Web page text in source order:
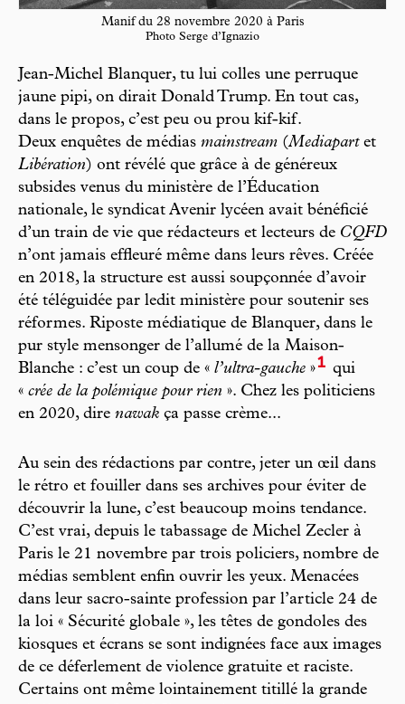
Manif du 28 novembre 2020 à Paris
Photo Serge d’Ignazio
Jean-Michel Blanquer, tu lui colles une perruque
jaune pipi, on dirait Donald Trump. En tout cas,
dans le propos, c’est peu ou prou kif-kif.
Deux enquêtes de médias mainstream (Mediapartet
Libération) ont révélé que grâce à de généreux
subsides venus du ministère de l’Éducation
nationale, le syndicat Avenir lycéen avait bénéficié
d’un train de vie que rédacteurs et lecteurs de CQFD
n’ont jamais effleuré même dans leurs rêves. Créée
en 2018, la structure est aussi soupçonnée d’avoir
été téléguidée par ledit ministère pour soutenir ses
réformes. Riposte médiatique de Blanquer, dans le
pur style mensonger de l’allumé de la Maison-
Blanche : c’est un coup de « l’ultra-gauche »1 qui
« crée de la polémique pour rien ». Chez les politiciens
en 2020, dire nawak ça passe crème...
Au sein des rédactions par contre, jeter un œil dans
le rétro et fouiller dans ses archives pour éviter de
découvrir la lune, c’est beaucoup moins tendance.
C’est vrai, depuis le tabassage de Michel Zecler à
Paris le 21 novembre par trois policiers, nombre de
médias semblent enfin ouvrir les yeux. Menacées
dans leur sacro-sainte profession par l’article 24 de
la loi « Sécurité globale », les têtes de gondoles des
kiosques et écrans se sont indignées face aux images
de ce déferlement de violence gratuite et raciste.
Certains ont même lointainement titillé la grande